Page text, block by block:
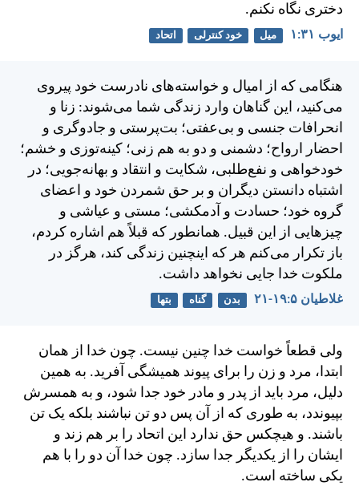
دختری نگاه نكنم.
ايوب ۳۱:‏۱ میل خود کنترلی اتحاد
هنگامی كه از اميال و خواسته‌های نادرست خود پيروی
می‌كنيد، اين گناهان وارد زندگی شما می‌شوند: زنا و
انحرافات جنسی و بی‌عفتی؛ بت‌پرستی و جادوگری و
احضار ارواح؛ دشمنی و دو به هم زنی؛ كينه‌توزی و خشم؛
خودخواهی و نفع‌طلبی، شكايت و انتقاد و بهانه‌جويی؛ در
اشتباه دانستن ديگران و بر حق شمردن خود و اعضای
گروه خود؛ حسادت و آدمکشی؛ مستی و عياشی و
چيزهايی از اين قبيل. همانطور كه قبلاً هم اشاره كردم،
باز تكرار می‌كنم هر كه اينچنين زندگی كند، هرگز در
ملكوت خدا جايی نخواهد داشت.
غلاطيان ۵:‏۱۹-‏۲۱ بدن گناه بتها
ولی قطعاً خواست خدا چنين نيست. چون خدا از همان
ابتدا، مرد و زن را برای پيوند هميشگی آفريد. به همين
دليل، مرد بايد از پدر و مادر خود جدا شود، و به همسرش
بپيوندد، به طوری كه از آن پس دو تن نباشند بلكه يک تن
باشند. و هیچکس حق ندارد اين اتحاد را بر هم زند و
ايشان را از يكديگر جدا سازد. چون خدا آن دو را با هم
يكی ساخته است.